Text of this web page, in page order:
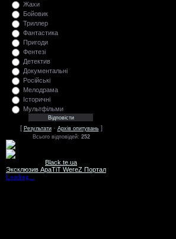
Жахи
Бойовик
Триллер
Фантастика
Пригоди
Фентезі
Детектив
Документальні
Російські
Мелодрама
Історичні
Мультфільми
[ Результати· Архів опитувань]
Всього відповідей: 252
Black.te.ua
Эксклюзив ApaTiT WereZ Портал
Loading...